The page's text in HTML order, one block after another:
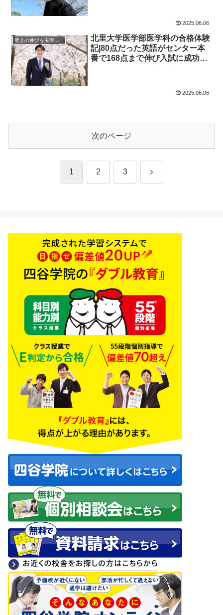
2025.06.06
北里大学医学部医学科の合格体験
記|80点だった英語がセンター本
番で168点まで伸び入試に成功し
2025.06.06
次のページ
1 2 3 次